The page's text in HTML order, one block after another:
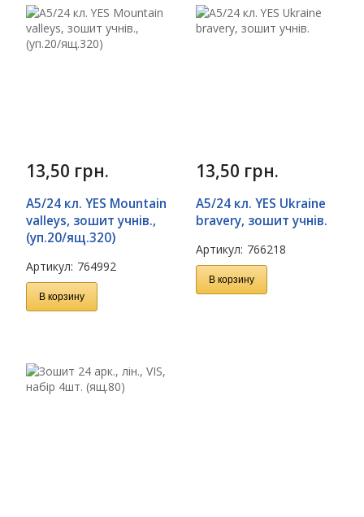
13,50 грн.
А5/24 кл. YES Mountain
valleys, зошит учнів.,
(уп.20/ящ.320)
Артикул: 764992
В корзину
13,50 грн.
А5/24 кл. YES Ukraine
bravery, зошит учнів.
Артикул: 766218
В корзину